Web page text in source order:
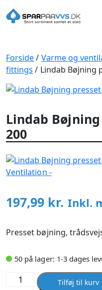
Forside/ Varme og
fittings / Lindab Bøjning
Lindab Bøjning
200
197,99 kr. Inkl.
Presset bøjning,
50 på lager: 1-3 dages
Lindab
Tilføj til kurv